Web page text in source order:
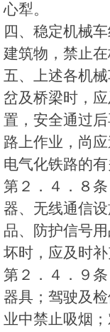
心犁。
四、稳定机械
建筑物，禁止在
五、上述各机
岔及桥梁时，
置，安全通过
路上作业，尚
电气化铁路的有
第２．４．８
器、无线通信
品、防护信号
坏时，应及时补
第２．４．９
器具；驾驶及
业中禁止吸烟